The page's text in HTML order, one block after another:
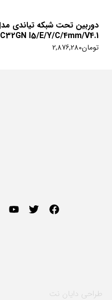
C32GN I5/E/Y/C/4mm/V4.1
تومان2,876,280
طراحی دایان نت